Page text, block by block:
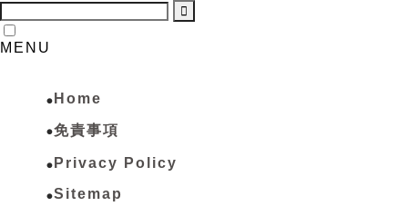
MENU
Home
免責事項
Privacy Policy
Sitemap